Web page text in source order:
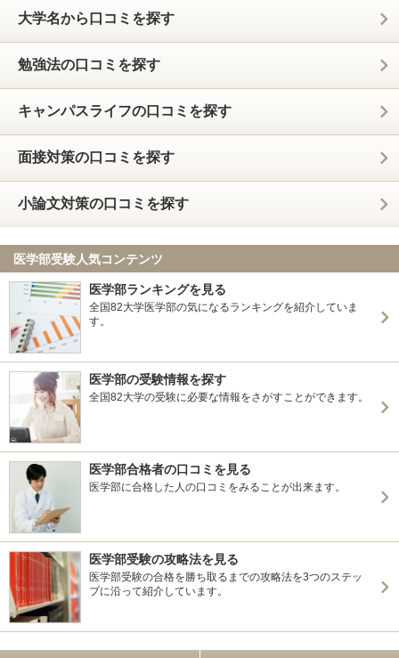
大学名から口コミを探す
勉強法の口コミを探す
キャンパスライフの口コミを探す
面接対策の口コミを探す
小論文対策の口コミを探す
医学部受験人気コンテンツ
医学部ランキングを見る
全国82大学医学部の気になるランキングを紹介していま
す。
医学部の受験情報を探す
全国82大学の受験に必要な情報をさがすことができます。
医学部合格者の口コミを見る
医学部に合格した人の口コミをみることが出来ます。
医学部受験の攻略法を見る
医学部受験の合格を勝ち取るまでの攻略法を3つのステッ
プに沿って紹介しています。